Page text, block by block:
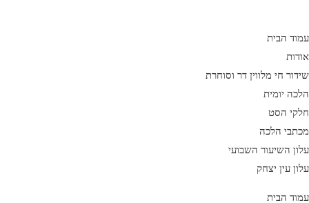
content
עמוד הבית
אודות
שידור חי מלווין דר וסוחרת
הלכה יומית
חלקי הסט
מכתבי הלכה
עלון השיעור השבועי
עלון עין יצחק
עמוד הבית